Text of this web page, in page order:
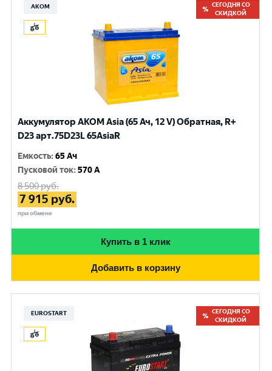
АКОМ
СЕГОДНЯ СО
СКИДКОЙ
Аккумулятор AKOM Asia (65 Ач, 12 V) Обратная, R+
D23 арт.75D23L 65AsiaR
Емкость:65 Ач
Пусковой ток:570 A
8 500руб.
7 915 руб.
при обмене
Купить в 1 клик
Добавить в корзину
EUROSTART
СЕГОДНЯ СО
СКИДКОЙ